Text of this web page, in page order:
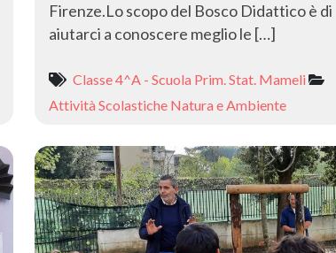
Firenze.Lo scopo del Bosco Didattico è di
aiutarci a conoscere meglio le […]
Classe 4^A - Scuola Prim. Stat. Mameli
Attività Scolastiche Natura e Ambiente